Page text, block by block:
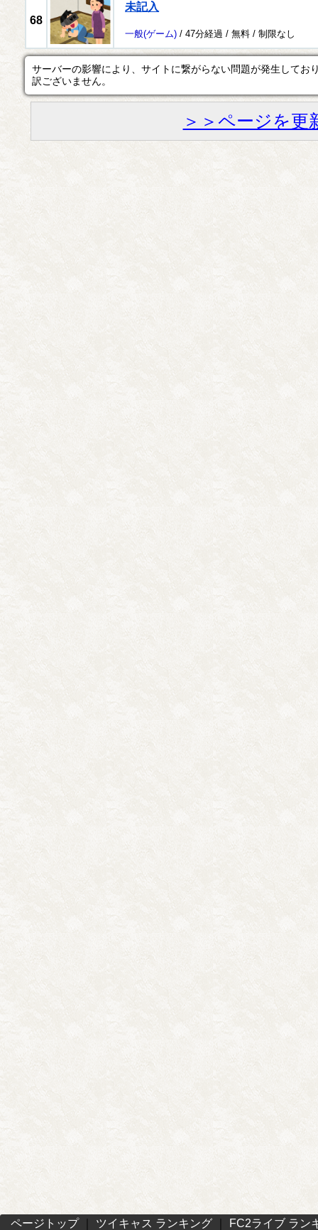
68
未記入
一般(ゲーム) / 47分経過 / 無料 / 制限なし
サーバーの影響により、サイトに繋がらない問題が発生してお
訳ございません。
＞＞ページを更
ページトップ｜ ツイキャス ランキング FC2ライブ ラン